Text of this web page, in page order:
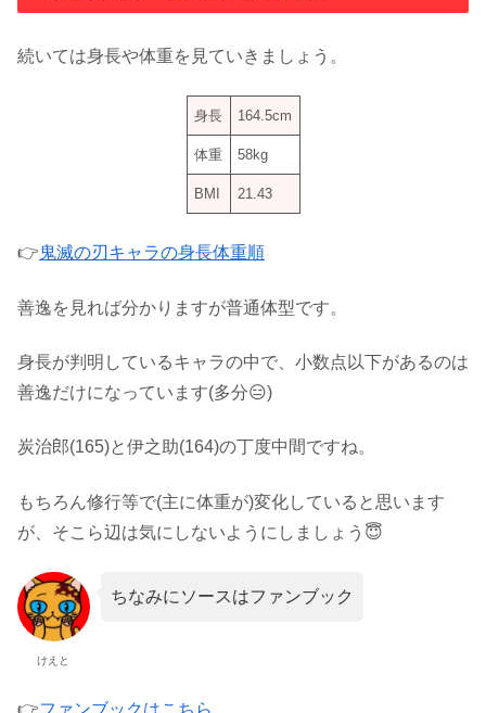
続いては身長や体重を見ていきましょう。
身長 164.5cm
体重 58kg
BMI 21.43
👉鬼滅の刃キャラの身長体重順
善逸を見れば分かりますが普通体型です。
身長が判明しているキャラの中で、小数点以下があるのは
善逸だけになっています(多分😑)
炭治郎(165)と伊之助(164)の丁度中間ですね。
もちろん修行等で(主に体重が)変化していると思います
が、そこら辺は気にしないようにしましょう😇
けえと
ちなみにソースはファンブック
👉ファンブックはこちら